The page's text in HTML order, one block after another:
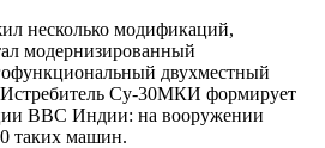
несколько модификаций,
модернизированный
двухместный
Су-30МКИ формирует
ВВС Индии: на вооружении
таких машин.